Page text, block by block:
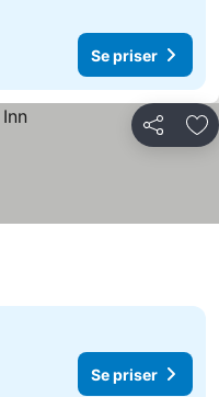
Se priser
Del
Se priser